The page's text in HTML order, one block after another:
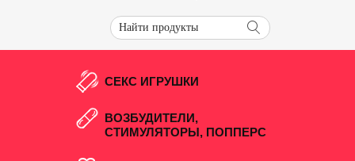
СЕКС ИГРУШКИ
ВОЗБУДИТЕЛИ,
СТИМУЛЯТОРЫ, ПОППЕРС